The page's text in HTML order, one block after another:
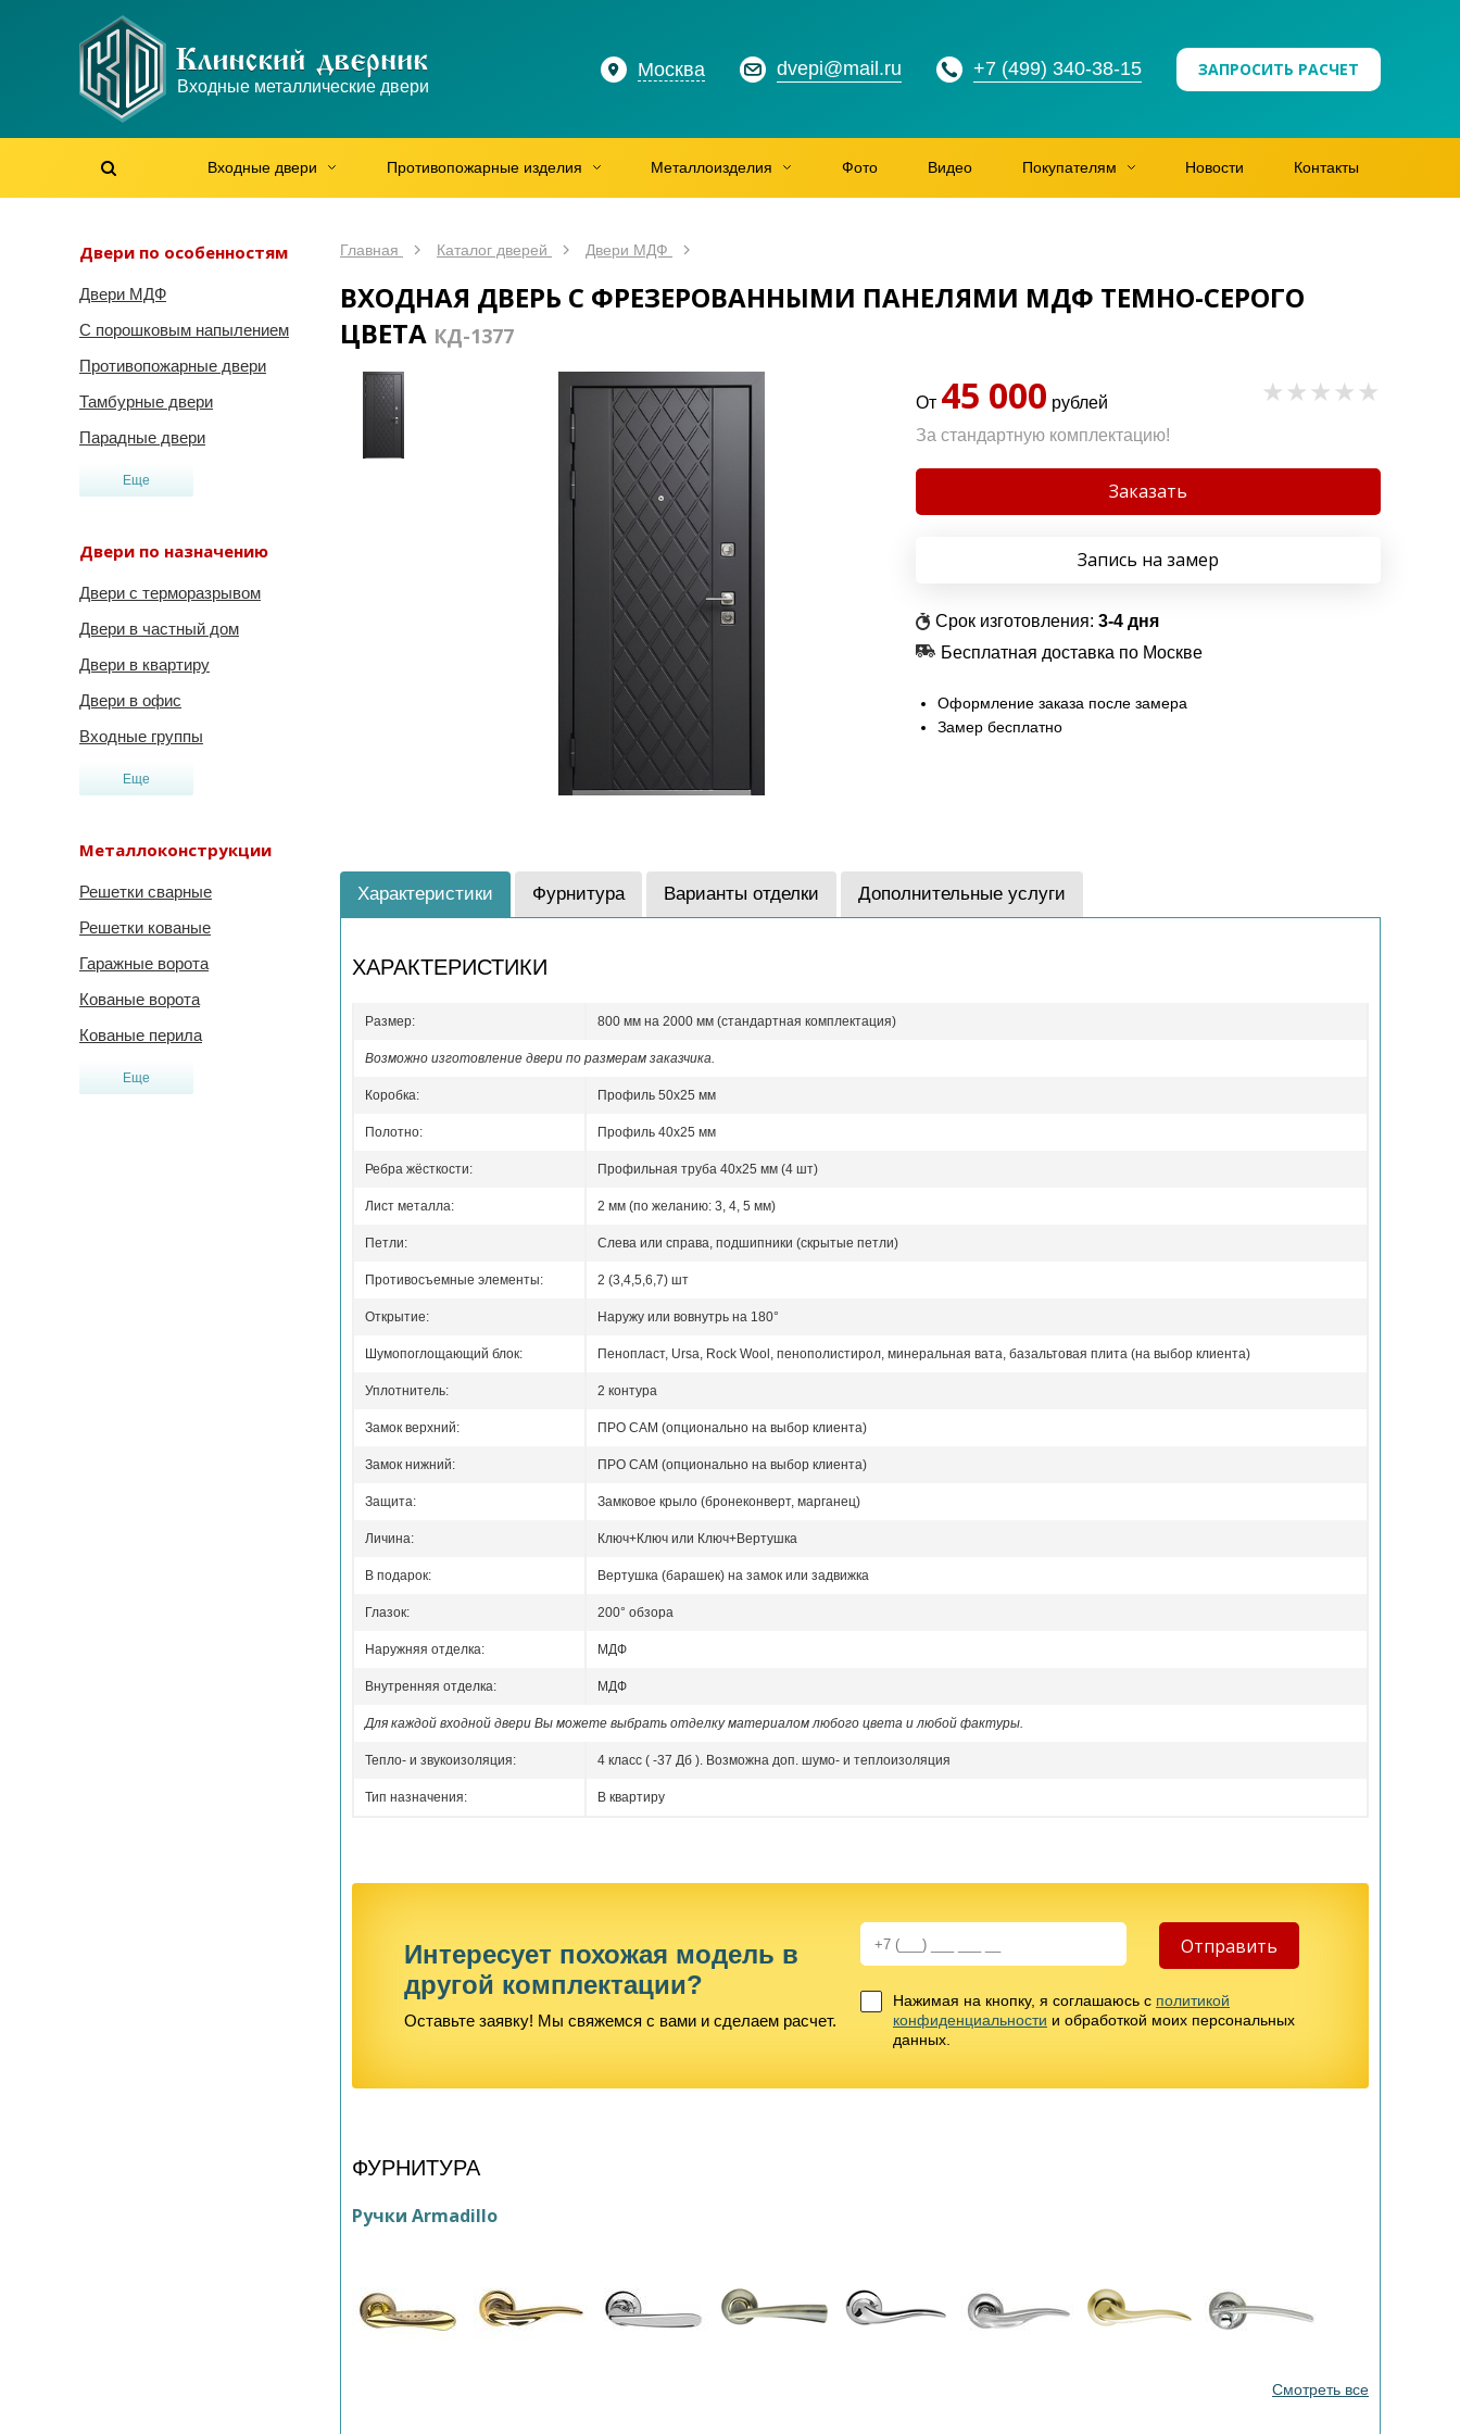
Входные металлические двери
Москва dvepi@mail.ru +7 (499) 340-38-15 ЗАПРОСИТЬ РАСЧЕТ
Входные двери Противопожарные изделия Металлоизделия Фото Видео Покупателям Новости Контакты
Двери по особенностям
Двери МДФ
С порошковым напылением
Противопожарные двери
Тамбурные двери
Парадные двери
Еще
Двери по назначению
Двери с терморазрывом
Двери в частный дом
Двери в квартиру
Двери в офис
Входные группы
Еще
Металлоконструкции
Решетки сварные
Решетки кованые
Гаражные ворота
Кованые ворота
Кованые перила
Еще
Главная Каталог дверей Двери МДФ
ВХОДНАЯ ДВЕРЬ С ФРЕЗЕРОВАННЫМИ ПАНЕЛЯМИ МДФ ТЕМНО-СЕРОГО
ЦВЕТА КД-1377
От 45 000 рублей
За стандартную комплектацию!
Заказать
Запись на замер
Срок изготовления: 3-4 дня
Бесплатная доставка по Москве
Оформление заказа после замера
Замер бесплатно
Характеристики Фурнитура Варианты отделки Дополнительные услуги
ХАРАКТЕРИСТИКИ
Размер: 800 мм на 2000 мм (стандартная комплектация)
Возможно изготовление двери по размерам заказчика.
Коробка: Профиль 50x25 мм
Полотно: Профиль 40x25 мм
Ребра жёсткости: Профильная труба 40х25 мм (4 шт)
Лист металла: 2 мм (по желанию: 3, 4, 5 мм)
Петли: Слева или справа, подшипники (скрытые петли)
Противосъемные элементы: 2 (3,4,5,6,7) шт
Открытие: Наружу или вовнутрь на 180°
Шумопоглощающий блок: Пенопласт, Ursa, Rock Wool, пенополистирол, минеральная вата, базальтовая плита (на выбор клиента)
Уплотнитель: 2 контура
Замок верхний: ПРО САМ (опционально на выбор клиента)
Замок нижний: ПРО САМ (опционально на выбор клиента)
Защита: Замковое крыло (бронеконверт, марганец)
Личина: Ключ+Ключ или Ключ+Вертушка
В подарок: Вертушка (барашек) на замок или задвижка
Глазок: 200° обзора
Наружняя отделка: МДФ
Внутренняя отделка: МДФ
Для каждой входной двери Вы можете выбрать отделку материалом любого цвета и любой фактуры.
Тепло- и звукоизоляция: 4 класс ( -37 Дб ). Возможна доп. шумо- и теплоизоляция
Тип назначения: В квартиру
Интересует похожая модель в
другой комплектации?
Оставьте заявку! Мы свяжемся с вами и сделаем расчет.
Нажимая на кнопку, я соглашаюсь с политикой
конфиденциальности и обработкой моих персональных
данных.
ФУРНИТУРА
Ручки Armadillo
Смотреть все
Max
Мы онлайн!
WhatsApp
Мы онлайн!
Telegram
Мы онлайн!
Max
Мы онлайн!
WhatsApp
Мы онлайн!